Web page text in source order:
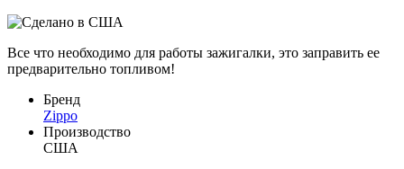
Все что необходимо для работы зажигалки, это заправить ее
предварительно топливом!
Бренд
Zippo
Производство
США